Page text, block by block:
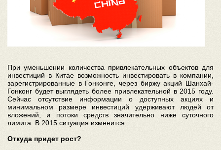
При уменьшении количества привлекательных объектов для
инвестиций в Китае возможность инвестировать в компании,
зарегистрированные в Гонконге, через биржу акций Шанхай-
Гонконг будет выглядеть более привлекательной в 2015 году.
Сейчас отсутствие информации о доступных акциях и
минимальном размере инвестиций удерживают людей от
вложений, и потоки средств значительно ниже суточного
лимита. В 2015 ситуация изменится.
Откуда придет рост?